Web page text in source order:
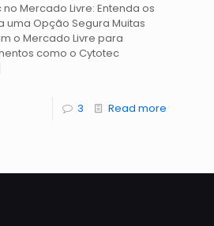
Mercado Livre: Entenda os
uma Opção Segura Muitas
o Mercado Livre para
como o Cytotec
3 Read more